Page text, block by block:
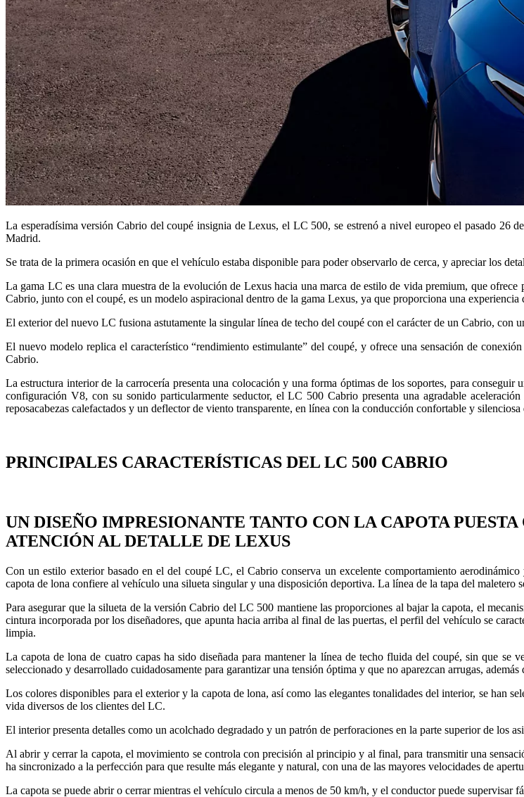
La esperadísima versión Cabrio del coupé insignia de Lexus, el LC 500, se estrenó a nivel europeo el pasado 26
Madrid.
Se trata de la primera ocasión en que el vehículo estaba disponible para poder observarlo de cerca, y apreciar los
La gama LC es una clara muestra de la evolución de Lexus hacia una marca de estilo de vida premium, que
Cabrio, junto con el coupé, es un modelo aspiracional dentro de la gama Lexus, ya que proporciona una
El exterior del nuevo LC fusiona astutamente la singular línea de techo del coupé con el carácter de un Cabrio, con
El nuevo modelo replica el característico “rendimiento estimulante” del coupé, y ofrece una sensación de
Cabrio.
La estructura interior de la carrocería presenta una colocación y una forma óptimas de los soportes, para
configuración V8, con su sonido particularmente seductor, el LC 500 Cabrio presenta una agradable
reposacabezas calefactados y un deflector de viento transparente, en línea con la conducción confortable y
PRINCIPALES CARACTERÍSTICAS DEL LC 500 CABRIO
UN DISEÑO IMPRESIONANTE TANTO CON LA CAPOTA
ATENCIÓN AL DETALLE DE LEXUS
Con un estilo exterior basado en el del coupé LC, el Cabrio conserva un excelente comportamiento
capota de lona confiere al vehículo una silueta singular y una disposición deportiva. La línea de la tapa del maletero
Para asegurar que la silueta de la versión Cabrio del LC 500 mantiene las proporciones al bajar la capota, el
cintura incorporada por los diseñadores, que apunta hacia arriba al final de las puertas, el perfil del vehículo se
limpia.
La capota de lona de cuatro capas ha sido diseñada para mantener la línea de techo fluida del coupé, sin que
seleccionado y desarrollado cuidadosamente para garantizar una tensión óptima y que no aparezcan arrugas,
Los colores disponibles para el exterior y la capota de lona, así como las elegantes tonalidades del interior, se han
vida diversos de los clientes del LC.
El interior presenta detalles como un acolchado degradado y un patrón de perforaciones en la parte superior de los
Al abrir y cerrar la capota, el movimiento se controla con precisión al principio y al final, para transmitir una
ha sincronizado a la perfección para que resulte más elegante y natural, con una de las mayores velocidades de
La capota se puede abrir o cerrar mientras el vehículo circula a menos de 50 km/h, y el conductor puede supervisar